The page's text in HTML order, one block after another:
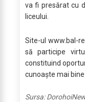
va fi presărat cu
liceului.
Site-ul www.bal-
să participe
constituind
cunoaște mai
Sursa: